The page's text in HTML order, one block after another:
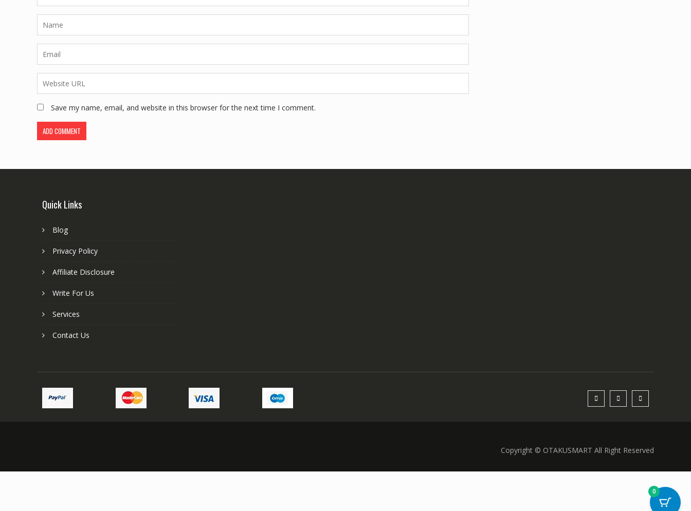
Save my name, email, and website in this browser for the next time I comment.
Quick Links
Blog
Privacy Policy
Affiliate Disclosure
Write For Us
Services
Contact Us
Copyright © OTAKUSMART All Right Reserved
0